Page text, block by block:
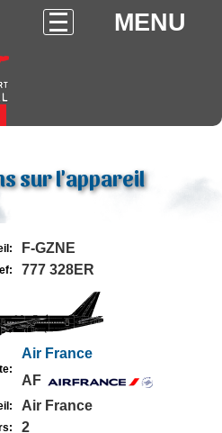
MENU
sur l'appareil
F-GZNE
777 328ER
Air France
AF
Air France
2